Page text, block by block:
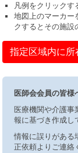
凡例をクリックす
地図上のマーカー
クするとその施設
指定区域内に所
医師会会員の皆様
医療機関や介護事
報に基づき作成し
情報に誤りがある
正依頼よりご連絡